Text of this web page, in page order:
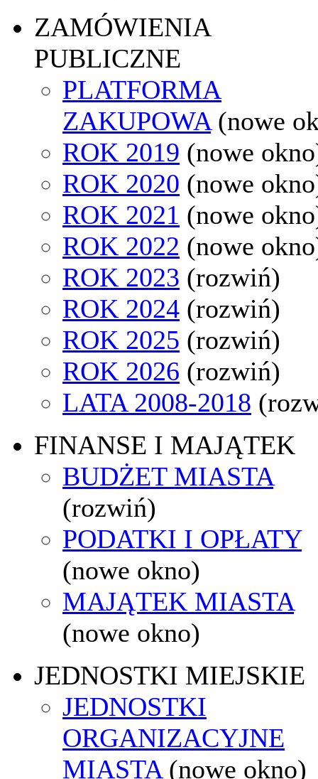
ZAMÓWIENIA
PUBLICZNE
PLATFORMA
ZAKUPOWA (nowe
ROK 2019 (nowe
ROK 2020 (nowe
ROK 2021 (nowe
ROK 2022 (nowe
ROK 2023 (rozwiń)
ROK 2024 (rozwiń)
ROK 2025 (rozwiń)
ROK 2026 (rozwiń)
LATA 2008-2018
FINANSE I MAJĄTEK
BUDŻET MIASTA
(rozwiń)
PODATKI I OPŁATY
(nowe okno)
MAJĄTEK MIASTA
(nowe okno)
JEDNOSTKI MIEJSKIE
JEDNOSTKI
ORGANIZACYJNE
MIASTA (nowe okno)